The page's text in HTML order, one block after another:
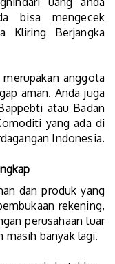
bisa mengecek
Kliring Berjangka
anggota
aman. Anda juga
atau Badan
yang ada di
Indonesia.
dan produk yang
rekening,
perusahaan luar
masih banyak lagi.